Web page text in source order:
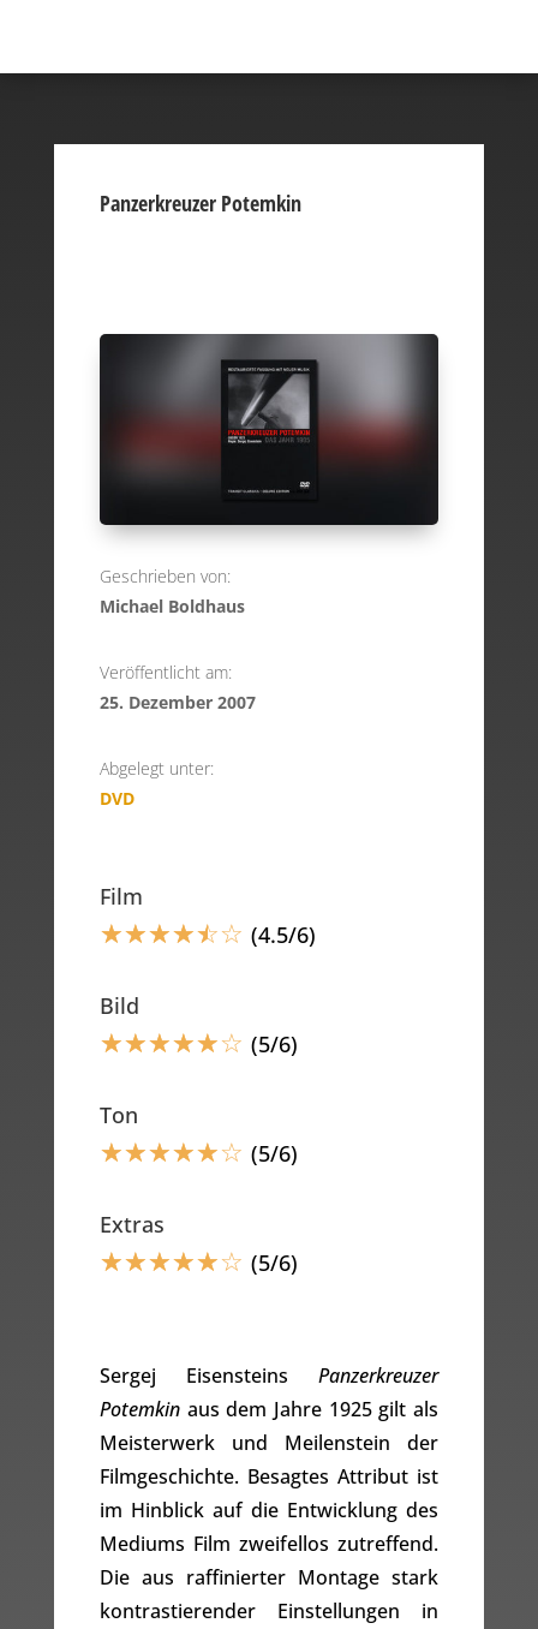
Panzerkreuzer Potemkin
Geschrieben von:
Michael Boldhaus
Veröffentlicht am:
25. Dezember 2007
Abgelegt unter:
DVD
Film
☆☆☆☆☆☆ (4.5/6)
Bild
☆☆☆☆☆☆ (5/6)
Ton
☆☆☆☆☆☆ (5/6)
Extras
☆☆☆☆☆☆ (5/6)
Sergej EisensteinsPanzerkreuzer
Potemkinaus dem Jahre 1925 gilt als
Meisterwerk und Meilenstein der
Filmgeschichte. Besagtes Attribut ist
im Hinblick auf die Entwicklung des
Mediums Film zweifellos zutreffend.
Die aus raffinierter Montage stark
kontrastierender Einstellungen in